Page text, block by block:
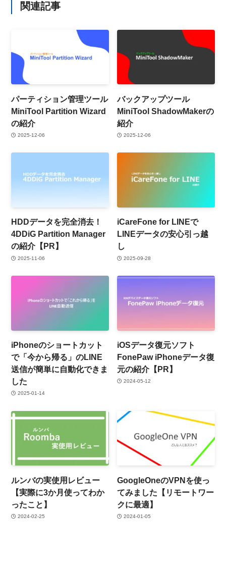
関連記事
パーティション管理ツール
MiniTool Partition Wizard
の紹介
2025-12-06
バックアップツール
MiniTool ShadowMakerの
紹介
2025-12-06
HDDデータを完全消去！
4DDiG Partition Manager
の紹介【PR】
2025-11-06
iCareFone for LINEで
LINEデータの安心引っ越
し
2025-09-28
iPhoneのショートカット
で「今から帰る」のLINE
送信が簡単に自動化できま
した
2025-01-14
iOSデータ復元ソフト
FonePaw iPhoneデータ復
元の紹介【PR】
2024-05-12
ルンバの実使用レビュー
【実際に3か月使ってわか
ったこと】
2024-02-25
GoogleOneのVPNを使っ
てみました【リモートワー
クに最適】
2024-01-05